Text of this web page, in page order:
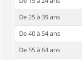
De 25 à 39 ans
De 40 à 54 ans
De 55 à 64 ans